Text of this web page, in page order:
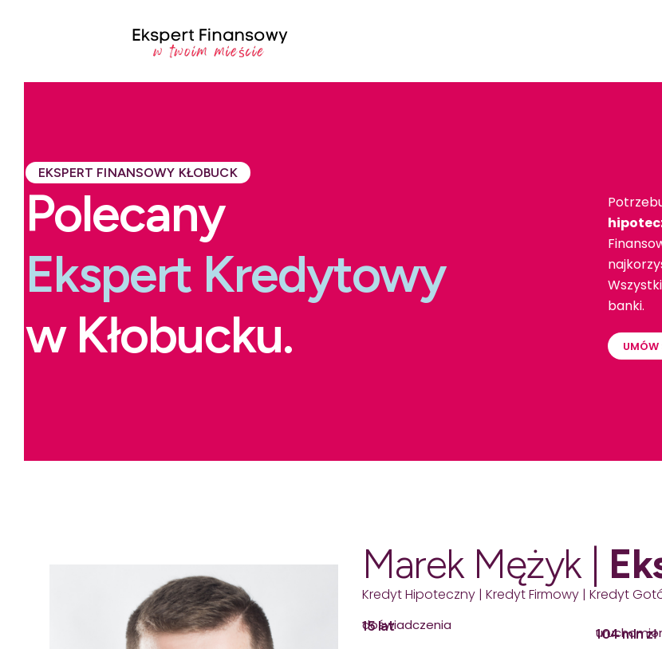
EKSPERT FINANSOWY KŁOBUCK
Polecany
Ekspert Kredytowy
w Kłobucku.
banki.
UMÓW
Marek Mężyk |
Kredyt Hipoteczny | Kredyt Firmowy | Kredyt
15 lat
doświadczenia
104 mln zł